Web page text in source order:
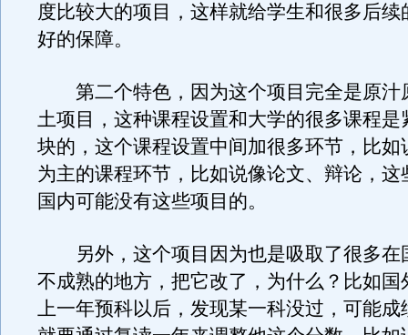
度比较大的项目，这样就给学生和很多后续
好的保障。
第二个特色，因为这个项目完全是原汁
土项目，这种课程设置和大学的很多课程是
块的，这个课程设置中间加很多环节，比如
为主的课程环节，比如说像论文、辩论，这
国内可能没有这些项目的。
另外，这个项目因为也是吸取了很多在
不成熟的地方，把它改了，为什么？比如国
上一年预科以后，发现某一科没过，可能成